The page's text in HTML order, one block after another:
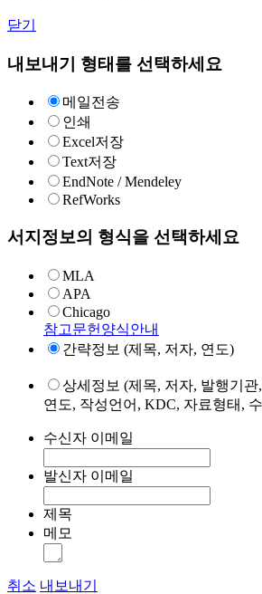
닫기
내보내기 형태를 선택하세요
메일전송
인쇄
Excel저장
Text저장
EndNote / Mendeley
RefWorks
서지정보의 형식을 선택하세요
MLA
APA
Chicago
참고문헌양식안내
간략정보 (제목, 저자, 연도)
상세정보 (제목, 저자, 발행기
연도, 작성언어, KDC, 자료형태,
수신자 이메일
발신자 이메일
제목
메모
취소 내보내기